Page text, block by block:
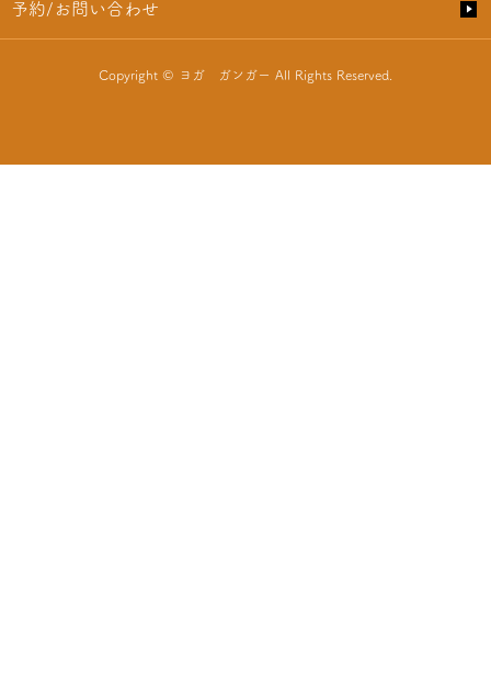
予約/お問い合わせ
Copyright © ヨガ ガンガー All Rights Reserved.